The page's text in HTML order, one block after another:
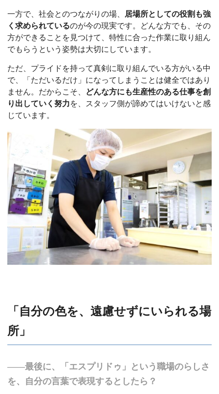
一方で、社会とのつながりの場、 居場所としての役割も強
く求められているのが今の現実です。どんな方でも、その
方ができることを見つけて、特性に合った作業に取り組ん
でもらうという姿勢は大切にしています。
ただ、プライドを持って真剣に取り組んでいる方がいる中
で、「ただいるだけ」になってしまうことは健全ではあり
ません。だからこそ、
どんな方にも生産性のある仕事を創
り出していく努力を、スタッフ側が諦めてはいけないと感
じています。
「自分の色を、遠慮せずにいられる場
所」
――最後に、「エスプリドゥ」という職場のらしさ
を、自分の言葉で表現するとしたら？